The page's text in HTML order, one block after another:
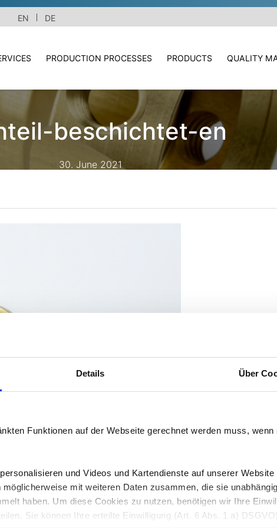
Details Über
Funktionen auf der Webseite gerechnet werden muss, wenn
und Videos und Kartendienste auf unserer Website
mit weiteren Daten zusammen, die sie
haben. Um diese Cookies zu nutzen, benötigen wir Ihre
Sie können Ihre erteilte Einwilligung (Art. 6 Abs. 1 a)
EN DE
PRODUCTION PROCESSES PRODUCTS QUALITY
beschichtet-en
30. June 2021